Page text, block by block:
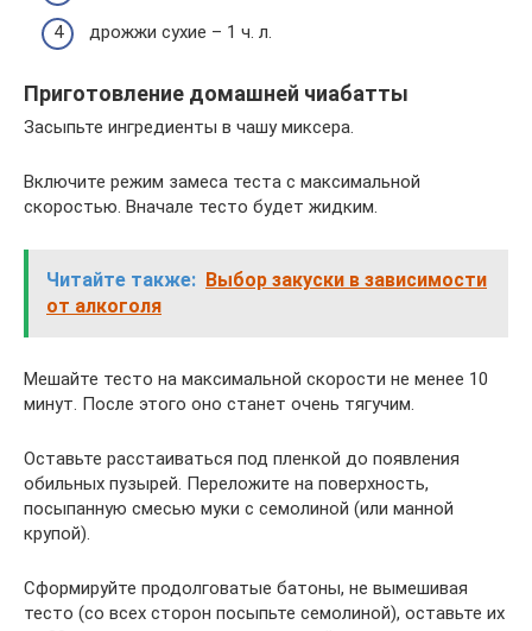
дрожжи сухие – 1 ч. л.
Приготовление домашней чиабатты
Засыпьте ингредиенты в чашу миксера.
Включите режим замеса теста с максимальной
скоростью. Вначале тесто будет жидким.
Читайте также: Выбор закуски в зависимости
от алкоголя
Мешайте тесто на максимальной скорости не менее 10
минут. После этого оно станет очень тягучим.
Оставьте расстаиваться под пленкой до появления
обильных пузырей. Переложите на поверхность,
посыпанную смесью муки с семолиной (или манной
крупой).
Сформируйте продолговатые батоны, не вымешивая
тесто (со всех сторон посыпьте семолиной), оставьте их